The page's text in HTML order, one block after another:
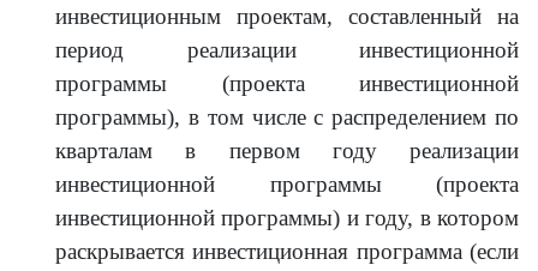
инвестиционным проектам, составленный на
период реализации инвестиционной
программы (проекта инвестиционной
программы), в том числе с распределением по
кварталам в первом году реализации
инвестиционной программы (проекта
инвестиционной программы) и году, в котором
раскрывается инвестиционная программа (если